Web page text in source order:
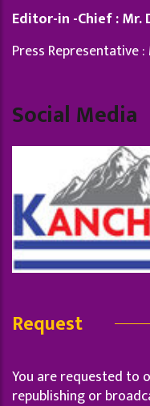
Editor-in -Chief : Mr.
Press Representative
Social Media
Request
You are requested to
republishing or